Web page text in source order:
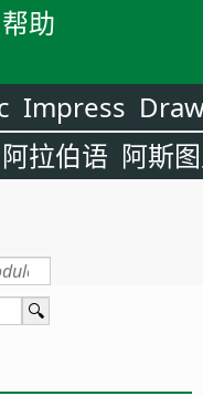
助
Impress
阿拉伯语 阿斯